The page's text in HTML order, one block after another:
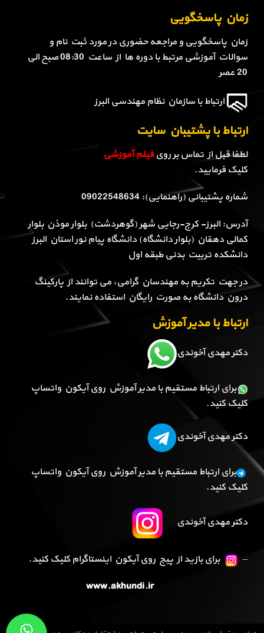
زمان پاسخگویی
زمان پاسخگویی و مراجعه حضوری در مورد ثبت نام و
سوالات آموزشی مرتبط با دوره ها از ساعت 08:30 صبح الی
20 عصر
ارتباط با سازمان نظام مهندسی البرز
ارتباط با پشتیبان سایت
لطفا قبل از تماس بر رویفیلم آموزشی
کلیک فرمایید.
شماره پشتیبانی (راهنمایی): 09022548634
آدرس: البرز- کرج-رجایی شهر (گوهردشت) بلوار موذن بلوار
کمالی دهقان (بلوار دانشگاه) دانشگاه پیام نور استان البرز
دانشکده تربیت بدنی طبقه اول
در جهت تکریم به مهندسان گرامی، می توانند از پارکینگ
درون دانشگاه به صورت رایگان استفاده نمایند.
ارتباط با مدیر آموزش
دکتر مهدی آخوندی
برای ارتباط مستقیم با مدیر آموزش روی آیکون واتساپ
کلیک کنید.
دکتر مهدی آخوندی
برای ارتباط مستقیم با مدیر آموزش روی آیکون واتساپ
کلیک کنید.
دکتر مهدی آخوندی
–
برای بازید از پیج روی آیکون اینستاگرام کلیک کنید.
www.akhundi.ir